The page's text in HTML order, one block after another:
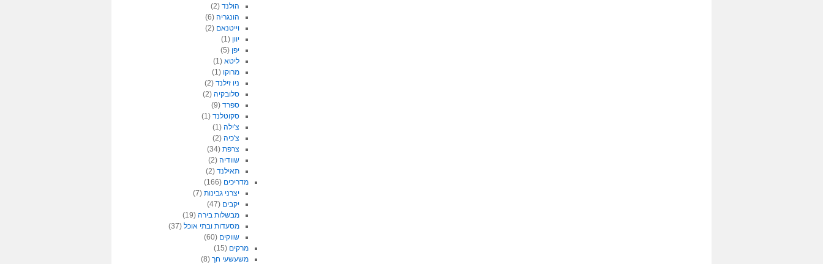
הולנד (2)
הונגריה (6)
וייטנאם (2)
יוון (1)
יפן (5)
ליטא (1)
מרוקו (1)
ניו זילנד (2)
סלובקיה (2)
ספרד (9)
סקוטלנד (1)
צ'ילה (1)
צ'כיה (2)
צרפת (34)
שוודיה (2)
תאילנד (2)
מדריכים (166)
יצרני גבינות (7)
יקבים (47)
מבשלות בירה (19)
מסעדות ובתי אוכל (37)
שווקים (60)
מרקים (15)
משעשעי חך(8)